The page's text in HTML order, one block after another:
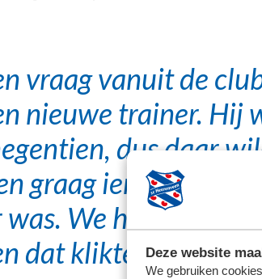
Deze website
We gebruiken
vraag vanuit de
nieuwe trainer. Hij
dus daar
graag iemand bij
We hebben toen
dat klikte meteen